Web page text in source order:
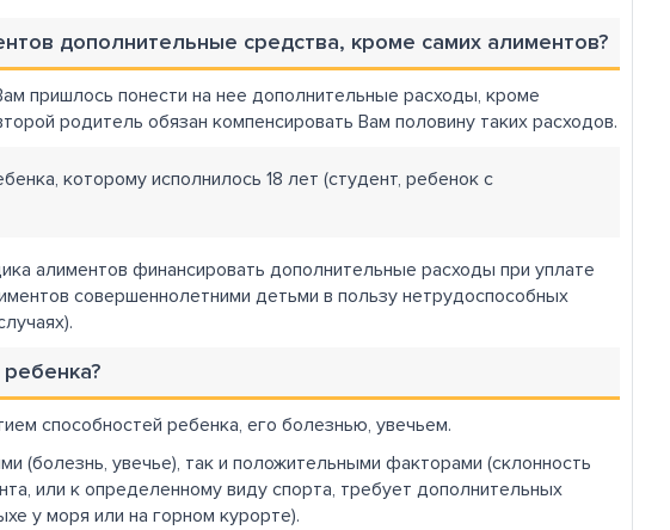
дополнительные средства, кроме самих алиментов?
пришлось понести на нее дополнительные расходы, кроме
родитель обязан компенсировать Вам половину таких расходов.
которому исполнилось 18 лет (студент, ребенок с
алиментов финансировать дополнительные расходы при уплате
совершеннолетними детьми в пользу нетрудоспособных
способностей ребенка, его болезнью, увечьем.
(болезнь, увечье), так и положительными факторами (склонность
или к определенному виду спорта, требует дополнительных
у моря или на горном курорте).